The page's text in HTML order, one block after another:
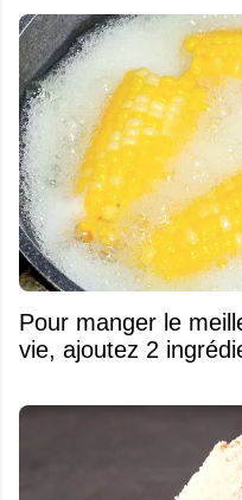
Pour manger le
vie, ajoutez 2